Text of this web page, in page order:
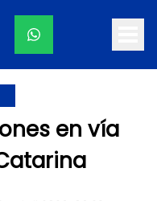
en vía